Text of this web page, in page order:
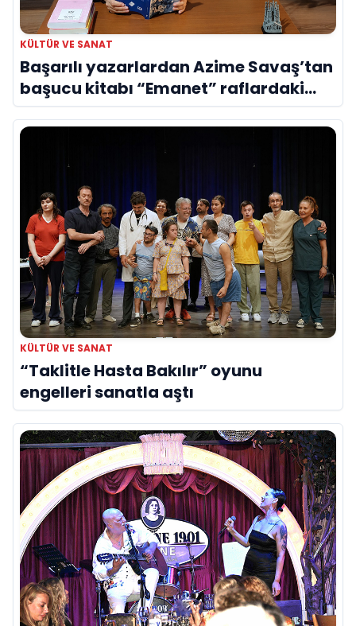
KÜLTÜR VE SANAT
Başarılı yazarlardan Azime Savaş’tan
başucu kitabı “Emanet” raflardaki
yerini aldı
KÜLTÜR VE SANAT
“Taklitle Hasta Bakılır” oyunu
engelleri sanatla aştı